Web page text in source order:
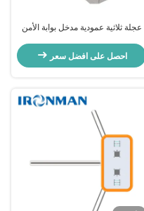
عجلة ثلاثية عمودية مدخل بوابة الأمن
احصل على افضل سعر